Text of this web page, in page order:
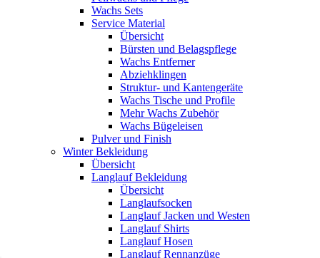
Wachs Sets
Service Material
Übersicht
Bürsten und Belagspflege
Wachs Entferner
Abziehklingen
Struktur- und Kantengeräte
Wachs Tische und Profile
Mehr Wachs Zubehör
Wachs Bügeleisen
Pulver und Finish
Winter Bekleidung
Übersicht
Langlauf Bekleidung
Übersicht
Langlaufsocken
Langlauf Jacken und Westen
Langlauf Shirts
Langlauf Hosen
Langlauf Rennanzüge